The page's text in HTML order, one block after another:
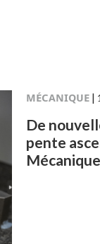
MÉCANIQUE|
De
pente